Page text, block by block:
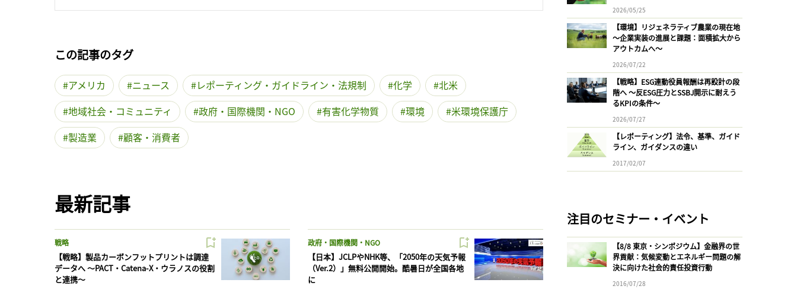
この記事のタグ
アメリカ ニュース レポーティング・ガイドライン・法規制 化学
北米
地域社会・コミュニティ
政府・国際機関・NGO 有害化学物質 環境
米環境保護庁
製造業
顧客・消費者
最新記事
戦略
【戦略】製品カーボンフットプリントは調達
データへ 〜PACT・Catena-X・ウラノスの役割
と連携〜
政府・国際機関・NGO
【日本】JCLPやNHK等、「2050年の天気予報
（Ver.2）」無料公開開始。酷暑日が全国各地
に
2026/05/25
【環境】リジェネラティブ農業の現在地
〜企業実装の進展と課題：面積拡大から
アウトカムへ〜
2026/07/22
【戦略】ESG連動役員報酬は再設計の段
階へ 〜反ESG圧力とSSBJ開示に耐えう
るKPIの条件〜
2026/07/27
【レポーティング】法令、基準、ガイド
ライン、ガイダンスの違い
2017/02/07
注目のセミナー・イベント
【8/8 東京・シンポジウム】金融界の世
界貢献：気候変動とエネルギー問題の解
決に向けた社会的責任投資行動
2016/07/28